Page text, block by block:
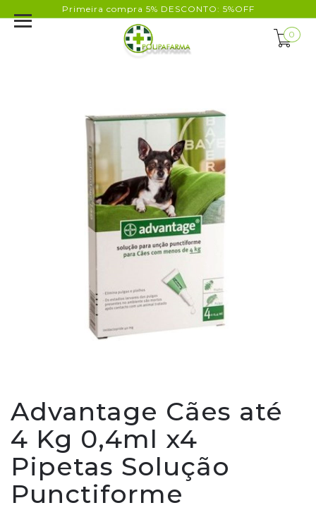
Primeira compra 5% DESCONTO: 5%OFF
0
Advantage Cães até
4 Kg 0,4ml x4
Pipetas Solução
Punctiforme